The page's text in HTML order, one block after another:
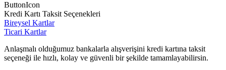
ButtonIcon
Kredi Kartı Taksit Seçenekleri
Bireysel Kartlar
Ticari Kartlar
Anlaşmalı olduğumuz bankalarla alışverişini kredi kartına taksit
seçeneği ile hızlı, kolay ve güvenli bir şekilde tamamlayabilirsin.